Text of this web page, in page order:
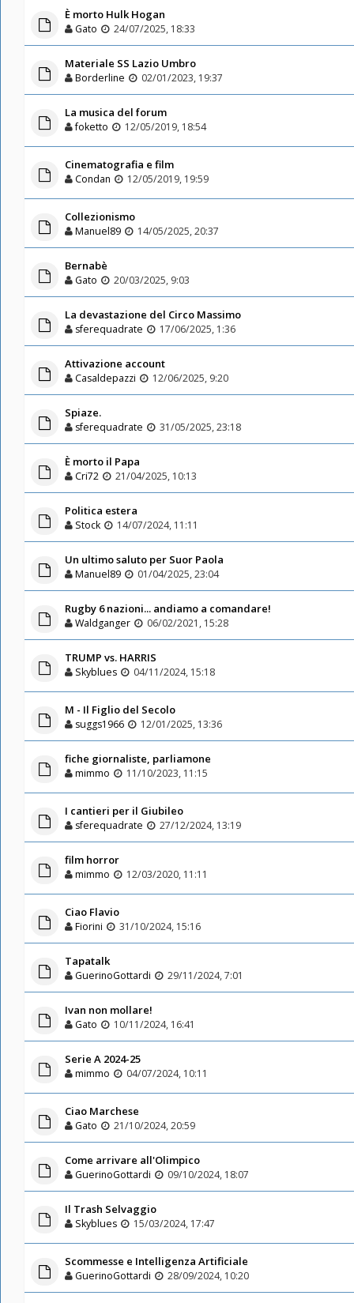
È morto Hulk Hogan
Gato 24/07/2025, 18:33
Materiale SS Lazio Umbro
Borderline 02/01/2023, 19:37
La musica del forum
foketto 12/05/2019, 18:54
Cinematografia e film
Condan 12/05/2019, 19:59
Collezionismo
Manuel89 14/05/2025, 20:37
Bernabè
Gato 20/03/2025, 9:03
La devastazione del Circo Massimo
sferequadrate 17/06/2025, 1:36
Attivazione account
Casaldepazzi 12/06/2025, 9:20
Spiaze.
sferequadrate 31/05/2025, 23:18
È morto il Papa
Cri72 21/04/2025, 10:13
Politica estera
Stock 14/07/2024, 11:11
Un ultimo saluto per Suor Paola
Manuel89 01/04/2025, 23:04
Rugby 6 nazioni... andiamo a comandare!
Waldganger 06/02/2021, 15:28
TRUMP vs. HARRIS
Skyblues 04/11/2024, 15:18
M - Il Figlio del Secolo
suggs1966 12/01/2025, 13:36
fiche giornaliste, parliamone
mimmo 11/10/2023, 11:15
I cantieri per il Giubileo
sferequadrate 27/12/2024, 13:19
film horror
mimmo 12/03/2020, 11:11
Ciao Flavio
Fiorini 31/10/2024, 15:16
Tapatalk
GuerinoGottardi 29/11/2024, 7:01
Ivan non mollare!
Gato 10/11/2024, 16:41
Serie A 2024-25
mimmo 04/07/2024, 10:11
Ciao Marchese
Gato 21/10/2024, 20:59
Come arrivare all'Olimpico
GuerinoGottardi 09/10/2024, 18:07
Il Trash Selvaggio
Skyblues 15/03/2024, 17:47
Scommesse e Intelligenza Artificiale
GuerinoGottardi 28/09/2024, 10:20